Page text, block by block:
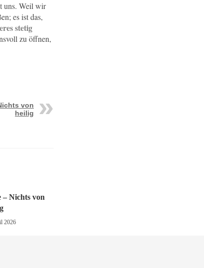
uns. Weil wir
es ist das,
stetig
zu öffnen,
von
heilig
– Nichts von
2026